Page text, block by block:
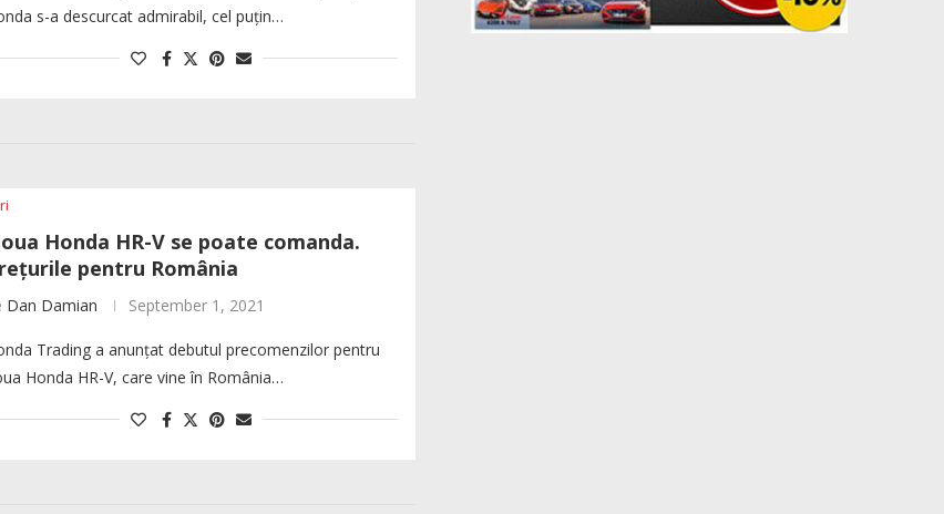
s-a descurcat admirabil, cel puțin…
Honda HR-V se poate comanda.
pentru România
Dan Damian September 1, 2021
Trading a anunțat debutul precomenzilor pentru
Honda HR-V, care vine în România…